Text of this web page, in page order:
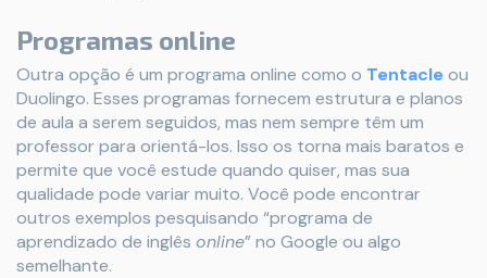
Programas online
Outra opção é um programa online como o Tentacleou
Duolingo. Esses programas fornecem estrutura e planos
de aula a serem seguidos, mas nem sempre têm um
professor para orientá-los. Isso os torna mais baratos e
permite que você estude quando quiser, mas sua
qualidade pode variar muito. Você pode encontrar
outros exemplos pesquisando “programa de
aprendizado de inglês online” no Google ou algo
semelhante.